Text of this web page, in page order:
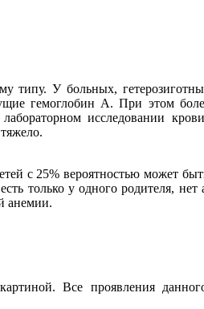
типу. У больных,
гемоглобин А. При этом
исследовании
с 25% вероятностью может
только у одного родителя,
анемии.
Все проявления